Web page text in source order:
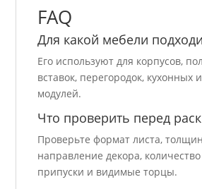
FAQ
Для какой мебели
Его используют для корпусов,
вставок, перегородок, кухонных
модулей.
Что проверить перед
Проверьте формат листа,
направление декора,
припуски и видимые торцы.